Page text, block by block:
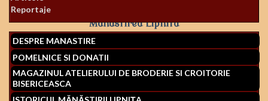
Reportaje
Manastirea Lipnita
DESPRE MANASTIRE
POMELNICE SI DONATII
MAGAZINUL ATELIERULUI DE BRODERIE SI CROITORIE
BISERICEASCA